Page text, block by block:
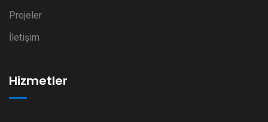
Projeler
İletişim
Hizmetler